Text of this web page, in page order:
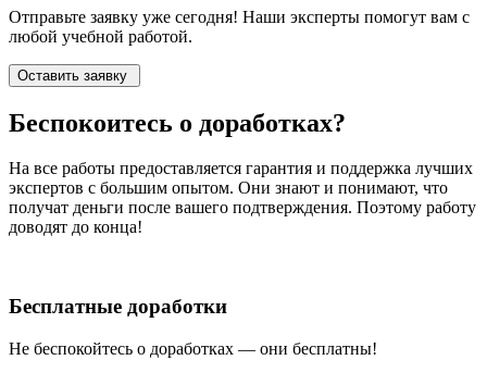
Отправьте заявку уже сегодня! Наши эксперты помогут вам с
любой учебной работой.
Оставить заявку
Беспокоитесь о доработках?
На все работы предоставляется гарантия и поддержка лучших
экспертов с большим опытом. Они знают и понимают, что
получат деньги после вашего подтверждения. Поэтому работу
доводят до конца!
Бесплатные доработки
Не беспокойтесь о доработках — они бесплатны!